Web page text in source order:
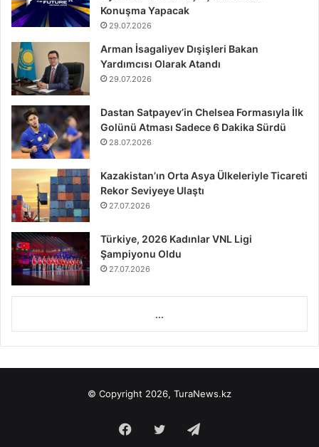
Konuşma Yapacak
29.07.2026
Arman İsagaliyev Dışişleri Bakan
Yardımcısı Olarak Atandı
29.07.2026
Dastan Satpayev’in Chelsea Formasıyla İlk
Golünü Atması Sadece 6 Dakika Sürdü
28.07.2026
Kazakistan’ın Orta Asya Ülkeleriyle Ticareti
Rekor Seviyeye Ulaştı
27.07.2026
Türkiye, 2026 Kadınlar VNL Ligi
Şampiyonu Oldu
27.07.2026
...
© Copyright 2026, TuraNews.kz
Facebook
Twitter